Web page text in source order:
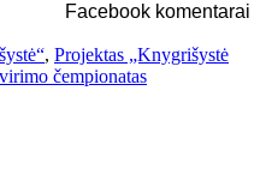
Facebook komentarai
, Projektas „Knygrišystė
čempionatas